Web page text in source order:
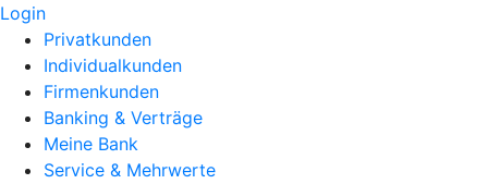
Login
Privatkunden
Individualkunden
Firmenkunden
Banking & Verträge
Meine Bank
Service & Mehrwerte